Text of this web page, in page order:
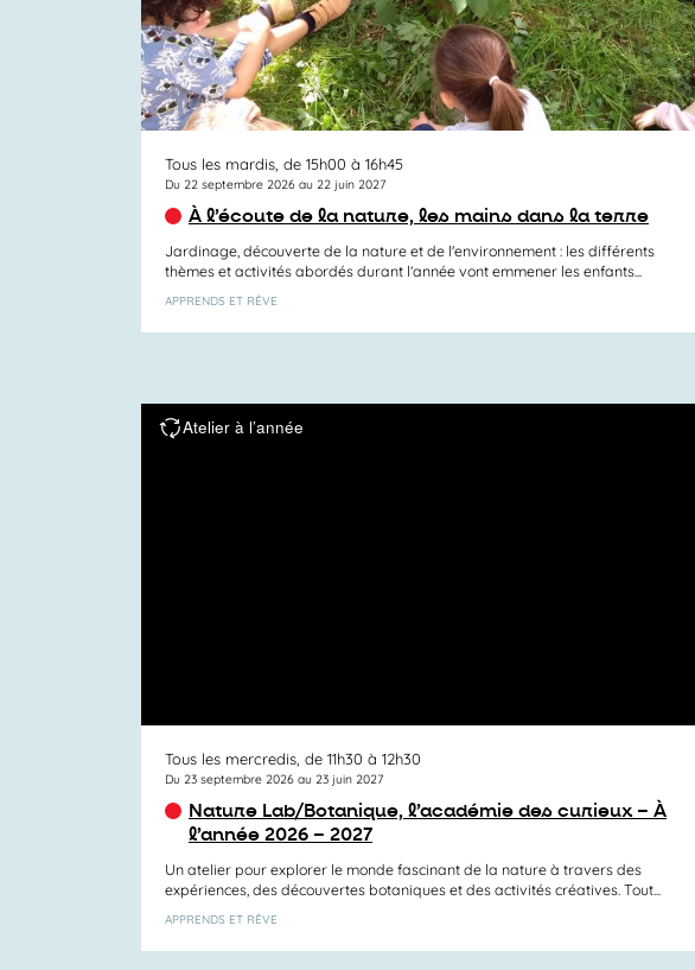
Tous les mardis, de 15h00 à 16h45
Du 22 septembre 2026 au 22 juin 2027
À l’écoute de la nature, les mains dans la terre
Jardinage, découverte de la nature et de l'environnement : les différents
thèmes et activités abordés durant l’année vont emmener les enfants...
APPRENDS ET RÊVE
Atelier à l’année
Tous les mercredis, de 11h30 à 12h30
Du 23 septembre 2026 au 23 juin 2027
Nature Lab/Botanique, l’académie des curieux – À
l’année 2026 – 2027
Un atelier pour explorer le monde fascinant de la nature à travers des
expériences, des découvertes botaniques et des activités créatives. Tout...
APPRENDS ET RÊVE